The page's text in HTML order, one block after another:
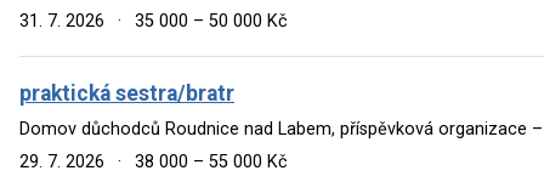
31. 7. 2026
· 35 000 – 50 000 Kč
praktická sestra/bratr
Domov důchodců Roudnice nad Labem, příspěvková organizace
29. 7. 2026
· 38 000 – 55 000 Kč